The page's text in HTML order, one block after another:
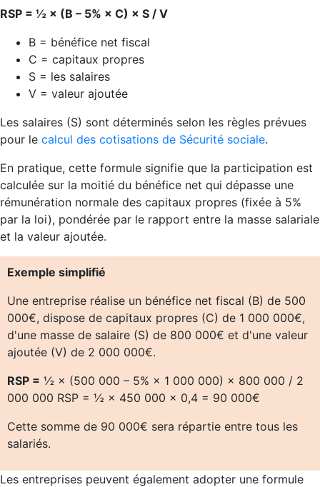
RSP = ½ × (B – 5% × C) × S / V
B = bénéfice net fiscal
C = capitaux propres
S = les salaires
V = valeur ajoutée
Les salaires (S) sont déterminés selon les règles prévues
pour le calcul des cotisations de Sécurité sociale.
En pratique, cette formule signifie que la participation est
calculée sur la moitié du bénéfice net qui dépasse une
rémunération normale des capitaux propres (fixée à 5%
par la loi), pondérée par le rapport entre la masse salariale
et la valeur ajoutée.
Exemple simplifié
Une entreprise réalise un bénéfice net fiscal (B) de 500
000€, dispose de capitaux propres (C) de 1 000 000€,
d'une masse de salaire (S) de 800 000€ et d'une valeur
ajoutée (V) de 2 000 000€.
RSP = ½ × (500 000 – 5% × 1 000 000) × 800 000 / 2
000 000 RSP = ½ × 450 000 × 0,4 = 90 000€
Cette somme de 90 000€ sera répartie entre tous les
salariés.
Les entreprises peuvent également adopter une formule